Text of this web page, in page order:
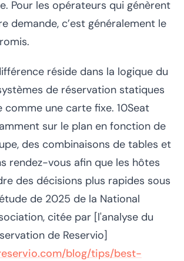
Pour les opérateurs qui génèrent
demande, c’est généralement le
réside dans la logique du
de réservation statiques
une carte fixe. 10Seat
sur le plan en fonction de
des combinaisons de tables et
rendez-vous afin que les hôtes
des décisions plus rapides sous
de 2025 de la National
citée par [l'analyse du
de Reservio]
blog/tips/best-